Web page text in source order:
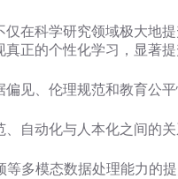
在科学研究领域极大地
正的个性化学习，显著
见、伦理规范和教育公
自动化与人本化之间的关
多模态数据处理能力的